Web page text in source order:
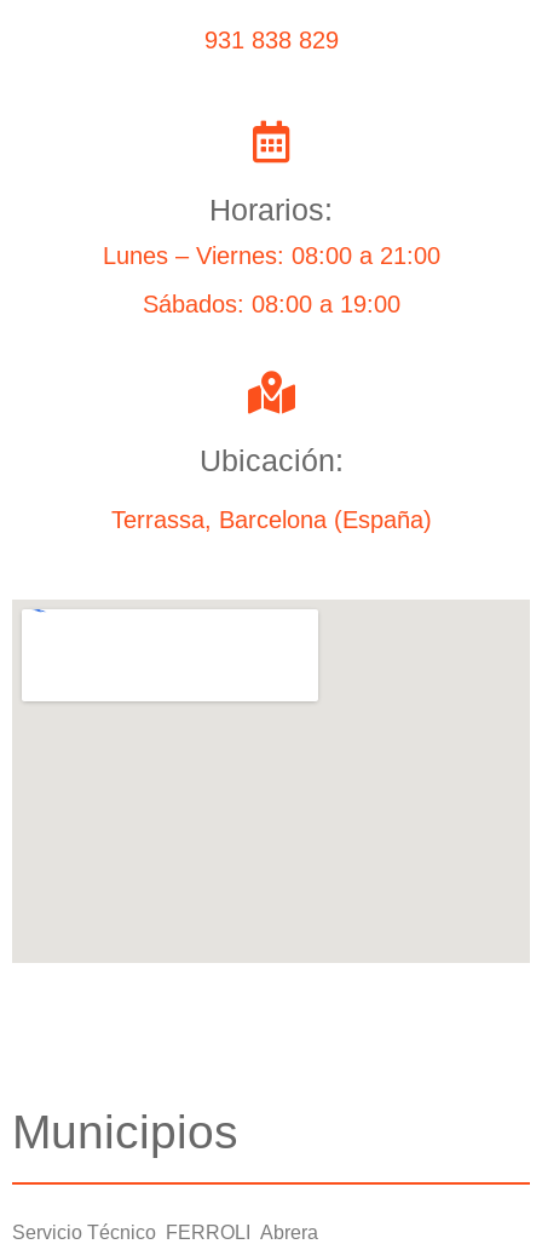
931 838 829
Horarios:
Lunes – Viernes: 08:00 a 21:00
Sábados: 08:00 a 19:00
Ubicación:
Terrassa, Barcelona (España)
Municipios
Servicio Técnico FERROLI Abrera